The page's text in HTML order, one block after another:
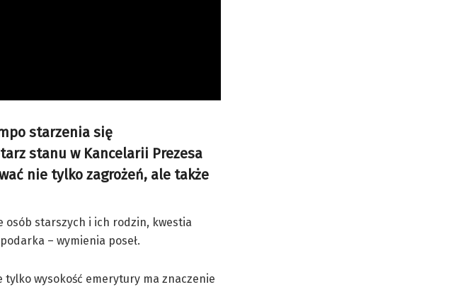
starzenia się
stanu w Kancelarii Prezesa
nie tylko zagrożeń, ale także
osób starszych i ich rodzin, kwestia
– wymienia poseł.
tylko wysokość emerytury ma znaczenie